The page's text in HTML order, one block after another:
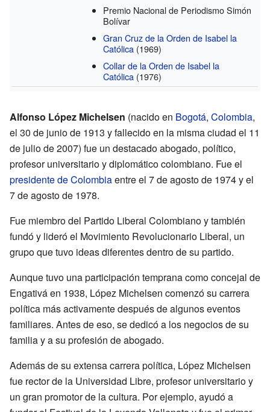
Premio Nacional de Periodismo Simón
Bolívar
Gran Cruz de la Orden de Isabel la
Católica (1969)
Collar de la Orden de Isabel la
Católica (1976)
Alfonso López Michelsen (nacido en Bogotá, Colombia,
el 30 de junio de 1913 y fallecido en la misma ciudad el 11
de julio de 2007) fue un destacado abogado, político,
profesor universitario y diplomático colombiano. Fue el
presidente de Colombiaentre el 7 de agosto de 1974 y el
7 de agosto de 1978.
Fue miembro del Partido Liberal Colombiano y también
fundó y lideró el Movimiento Revolucionario Liberal, un
grupo que tuvo ideas diferentes dentro de su partido.
Aunque tuvo una participación temprana como concejal de
Engativá en 1938, López Michelsen comenzó su carrera
política más activamente después de algunos eventos
familiares. Antes de eso, se dedicó a los negocios de su
familia y a su profesión de abogado.
Además de su extensa carrera política, López Michelsen
fue rector de la Universidad Libre, profesor universitario y
un gran promotor de la cultura. Por ejemplo, ayudó a